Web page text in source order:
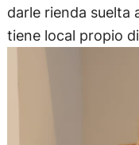
darle rienda suelta
tiene local propio